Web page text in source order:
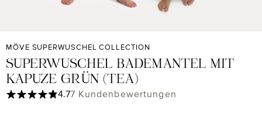
MÖVE SUPERWUSCHEL COLLECTION
SUPERWUSCHEL BADEMANTEL MIT
KAPUZE GRÜN (TEA)
Durchschnittliche Bewertung von 4.71 von 5 Sternen
4.77 Kundenbewertungen